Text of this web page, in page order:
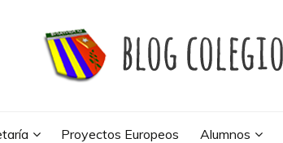
Proyectos Europeos Alumnos